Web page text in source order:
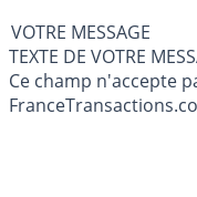
VOTRE MESSAGE
Ce champ n'accepte